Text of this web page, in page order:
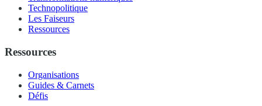
Technopolitique
Les Faiseurs
Ressources
Ressources
Organisations
Guides & Carnets
Défis